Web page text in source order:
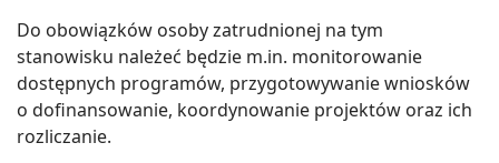
Do obowiązków osoby zatrudnionej na tym
stanowisku należeć będzie m.in. monitorowanie
dostępnych programów, przygotowywanie wniosków
o dofinansowanie, koordynowanie projektów oraz ich
rozliczanie.